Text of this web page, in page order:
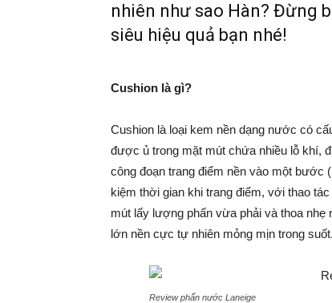
nhiên như sao Hàn? Đừng
siêu hiệu quả bạn nhé!
Cushion là gì?
Cushion là loại kem nền dạng nước có
được ủ trong mặt mút chứa nhiều lỗ khí,
công đoạn trang điểm nền vào một bước
kiệm thời gian khi trang điểm, với thao
mút lấy lượng phấn vừa phải và thoa
lớn nền cực tự nhiên mỏng mịn trong suốt.
Review phấn nước Laneige